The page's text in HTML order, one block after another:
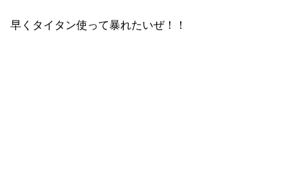
早くタイタン使って暴れたいぜ！！